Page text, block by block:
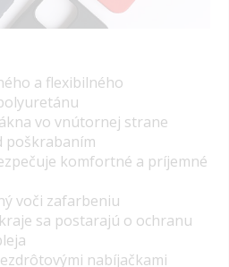
a flexibilného
vo vnútornej strane
poškrabaním
komfortné a príjemné
voči zafarbeniu
sa postarajú o ochranu
nabíjačkami